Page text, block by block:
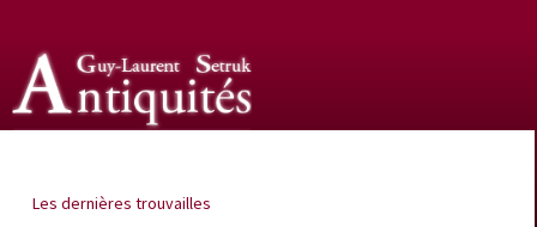
Les dernières trouvailles